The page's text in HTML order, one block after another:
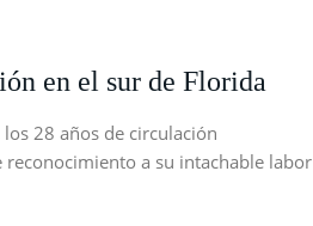
en el sur de Florida
28 años de circulación
reconocimiento a su intachable labor